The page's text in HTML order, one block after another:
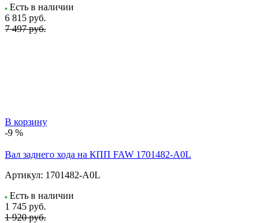
Есть в наличии
6 815 руб.
7 497 руб.
В корзину
-9 %
Вал заднего хода на КПП FAW 1701482-A0L
Артикул: 1701482-A0L
Есть в наличии
1 745 руб.
1 920 руб.